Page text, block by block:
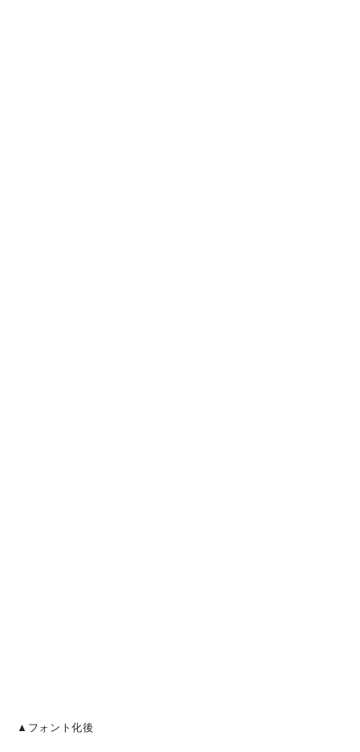
▲フォント化後